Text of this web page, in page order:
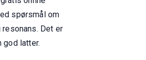
spørsmål om
Det er
god latter.